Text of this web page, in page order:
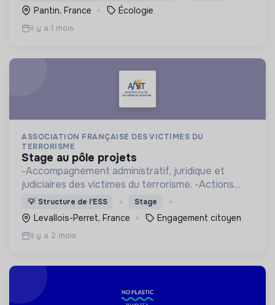
Pantin, France Écologie
Il y a 1 mois
ASSOCIATION FRANÇAISE DES VICTIMES DU
TERRORISME
stage au pôle projets
-Accompagnement administratif, juridique et
judiciaires des victimes du terrorisme. -Actions
citoyennes contre la radicalisation et la promotion
des valeurs de la République. - Actions
mémorielles.
💡 Structure de l’ESS Stage
Levallois-Perret, France Engagement citoyen
Il y a 2 mois